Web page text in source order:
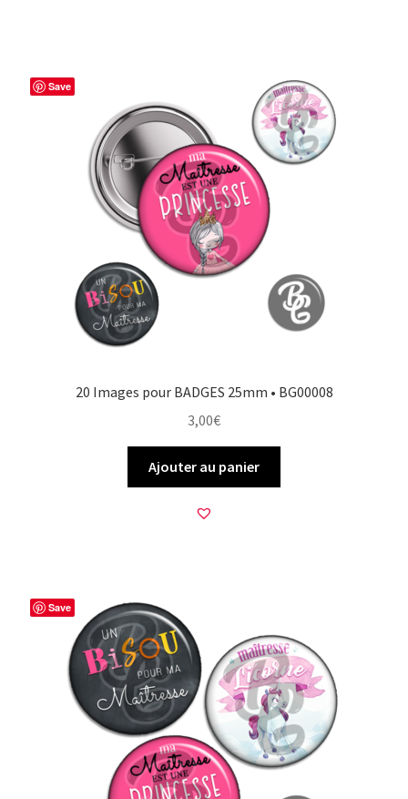
Save
20 Images pour BADGES 25mm • BG00008
3,00€
Ajouter au panier
Save